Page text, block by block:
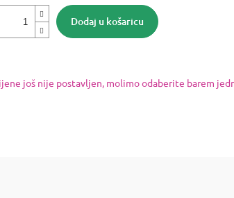
Dodaj u košaricu
još nije postavljen, molimo odaberite barem